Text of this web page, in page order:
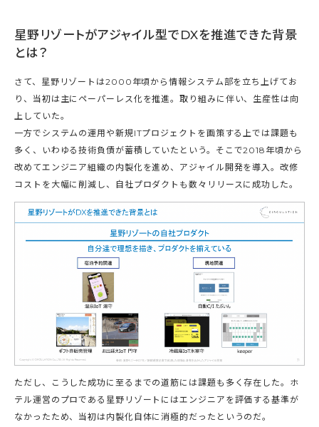
星野リゾートがアジャイル型でDXを推進できた背景
とは？
さて、星野リゾートは2000年頃から情報システム部を立ち上げてお
り、当初は主にペーパーレス化を推進。取り組みに伴い、生産性は向
上していた。
一方でシステムの運用や新規ITプロジェクトを画策する上では課題も
多く、いわゆる技術負債が蓄積していたという。そこで2018年頃から
改めてエンジニア組織の内製化を進め、アジャイル開発を導入。改修
コストを大幅に削減し、自社プロダクトも数々リリースに成功した。
ただし、こうした成功に至るまでの道筋には課題も多く存在した。ホ
テル運営のプロである星野リゾートにはエンジニアを評価する基準が
なかったため、当初は内製化自体に消極的だったというのだ。